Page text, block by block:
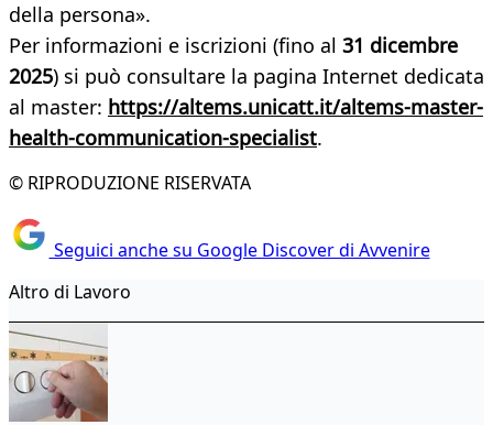
della persona».
Per informazioni e iscrizioni (fino al 31 dicembre
2025) si può consultare la pagina Internet dedicata
al master: https://altems.unicatt.it/altems-master-
health-communication-specialist.
© RIPRODUZIONE RISERVATA
Seguici anche su Google Discover di Avvenire
Altro di Lavoro